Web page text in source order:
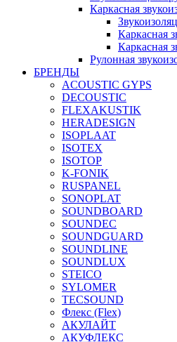
Каркасная
Каркасная
Каркасная
Рулонная
БРЕНДЫ
ACOUSTIC GYPS
DECOUSTIC
FLEXAKUSTIK
HERADESIGN
ISOPLAAT
ISOTEX
ISOTOP
K-FONIK
RUSPANEL
SONOPLAT
SOUNDBOARD
SOUNDEC
SOUNDGUARD
SOUNDLINE
SOUNDLUX
STEICO
SYLOMER
TECSOUND
Флекс (Flex)
АКУЛАЙТ
АКУФЛЕКС